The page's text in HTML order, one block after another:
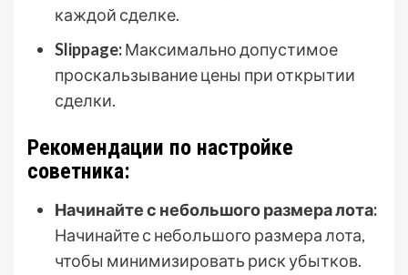
каждой сделке.
Slippage:Максимально допустимое
проскальзывание цены при открытии
сделки.
Рекомендации по настройке
советника:
Начинайте с небольшого размера лота:
Начинайте с небольшого размера лота,
чтобы минимизировать риск убытков.